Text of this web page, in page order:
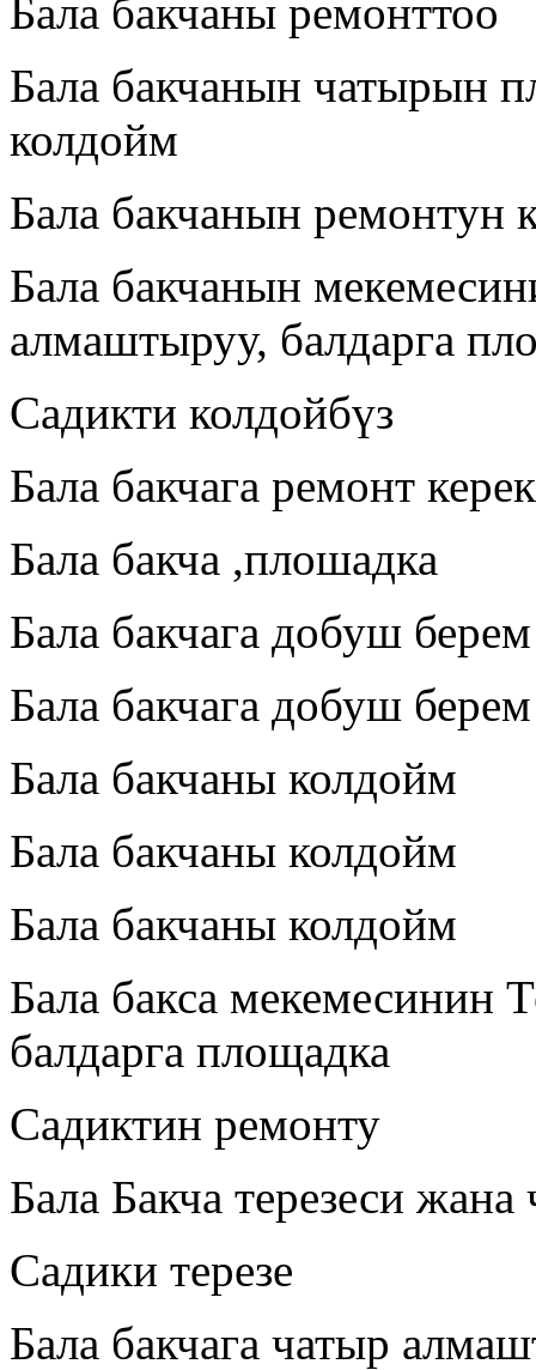
Бала бакчаны ремонттоо
Бала бакчанын чатырын
колдойм
Бала бакчанын ремонтун
Бала бакчанын
алмаштыруу, балдарга
Садикти колдойбүз
Бала бакчага ремонт керек
Бала бакча ,плошадка
Бала бакчага добуш берем
Бала бакчага добуш берем
Бала бакчаны колдойм
Бала бакчаны колдойм
Бала бакчаны колдойм
Бала бакса мекемесинин
балдарга площадка
Садиктин ремонту
Бала Бакча терезеси
Садики терезе
Бала бакчага чатыр